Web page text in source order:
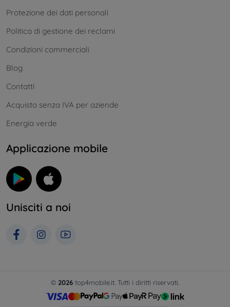
Protezione dei dati personali
Politica di gestione dei reclami
Condizioni commerciali
Blog
Contatti
Acquisto senza IVA per aziende
Energia verde
Applicazione mobile
Unisciti a noi
© 2026 top4mobile.it. Tutti i diritti riservati.